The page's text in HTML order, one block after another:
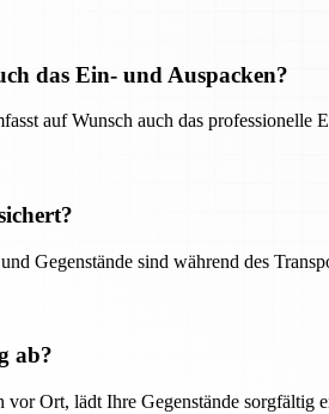
das Ein- und Auspacken?
auf Wunsch auch das professionelle
Gegenstände sind während des
ab?
vor Ort, lädt Ihre Gegenstände